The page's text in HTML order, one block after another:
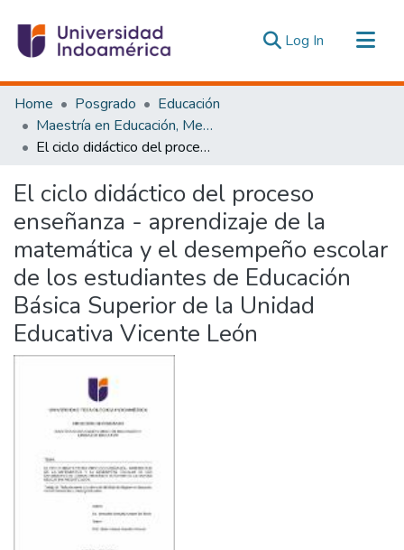
Log In (current)
Communities & Collections
All of DSpace
Statistics
Estadísticas Externas
Home Posgrado
Educación
Maestría en Educación, Mención Innovación y Liderazgo Educativo
El ciclo didáctico del proceso enseñanza - aprendizaje de la matemática y el desempeño escolar de los estudiantes de Educación Básica Superior de la Unidad Educativa Vicente León
El ciclo didáctico del proceso
enseñanza - aprendizaje de la
matemática y el desempeño escolar
de los estudiantes de Educación
Básica Superior de la Unidad
Educativa Vicente León